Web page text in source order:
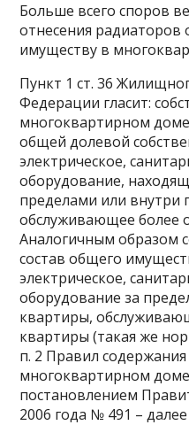
Больше всего споров
отнесения
имуществу в
Пункт 1 ст. 36
Федерации гласит:
многоквартирном
общей долевой
электрическое,
оборудование,
пределами или
обслуживающее более
Аналогичным образом
состав общего
электрическое,
оборудование за
квартиры,
квартиры (такая же
п. 2 Правил
многоквартирном
постановлением
2006 года № 491 –